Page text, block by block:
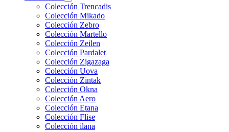
Colección Trencadis
Colección Mikado
Colección Zebro
Colección Martello
Colección Zeilen
Colección Pardalet
Colección Zigazaga
Colección Uova
Colección Zintak
Colección Okna
Colección Aero
Colección Etana
Colección Flise
Colección ilana